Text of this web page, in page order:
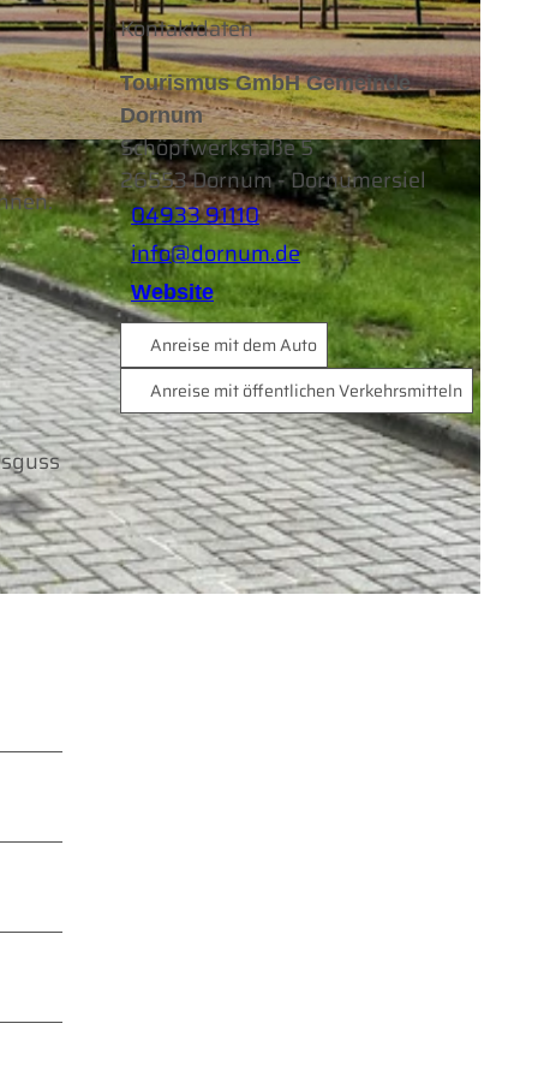
Kontaktdaten
Tourismus GmbH Gemeinde
Dornum
Schöpfwerkstaße 5
26553Dornum- Dornumersiel
04933 91110
info@dornum.de
Website
Anreise mit dem Auto
Anreise mit öffentlichen Verkehrsmitteln